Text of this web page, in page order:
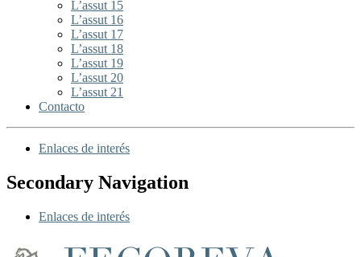
L’assut 15
L’assut 16
L’assut 17
L’assut 18
L’assut 19
L’assut 20
L’assut 21
Contacto
Enlaces de interés
Secondary Navigation
Enlaces de interés